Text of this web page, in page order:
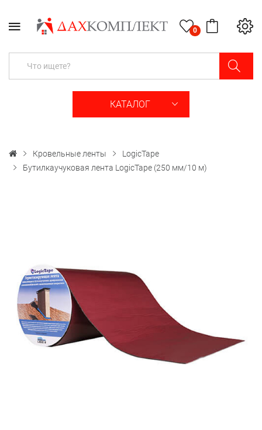
0
КАТАЛОГ
Кровельные ленты
LogicTape
Бутилкаучуковая лента LogicTape (250 мм/10 м)